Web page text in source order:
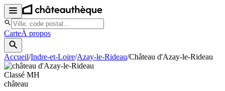
CarteÀ propos
Accueil/Indre-et-Loire/Azay-le-Rideau/Château d'Azay-le-Rideau
Classé MH
château